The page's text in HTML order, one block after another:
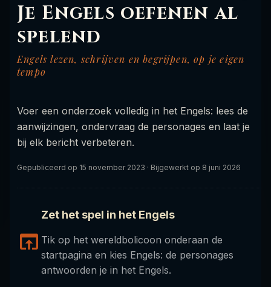
Je Engels oefenen al
spelend
Engels lezen, schrijven en begrijpen, op je eigen
tempo
Voer een onderzoek volledig in het Engels: lees de
aanwijzingen, ondervraag de personages en laat je
bij elk bericht verbeteren.
Gepubliceerd op 15 november 2023 · Bijgewerkt op 8 juni 2026
Zet het spel in het Engels
Tik op het wereldbolicoon onderaan de
startpagina en kies Engels: de personages
antwoorden je in het Engels.